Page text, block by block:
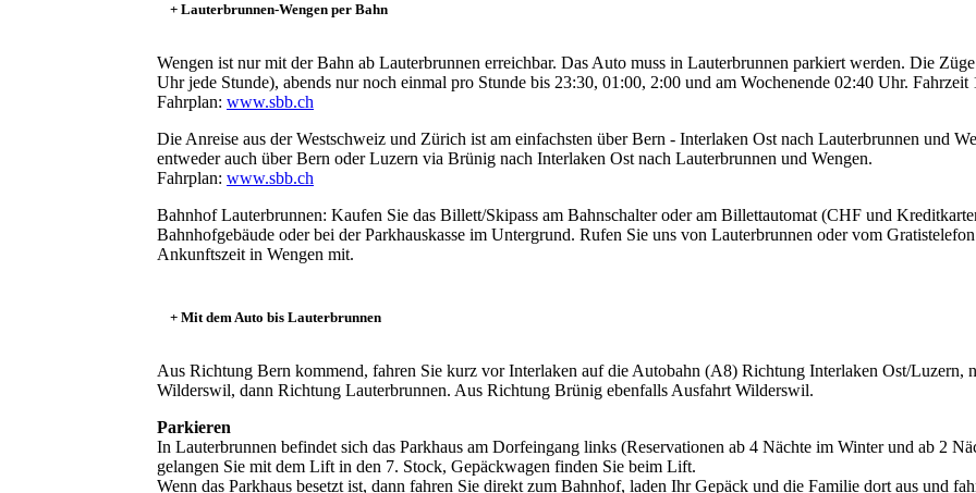
+ Lauterbrunnen-Wengen per Bahn
Wengen ist nur mit der Bahn ab Lauterbrunnen erreichbar. Das Auto muss in Lauterbrunnen parkiert werden. Die
Uhr jede Stunde), abends nur noch einmal pro Stunde bis 23:30, 01:00, 2:00 und am Wochenende 02:40 Uhr. Fahrzeit
Fahrplan: www.sbb.ch
Die Anreise aus der Westschweiz und Zürich ist am einfachsten über Bern - Interlaken Ost nach Lauterbrunnen und
entweder auch über Bern oder Luzern via Brünig nach Interlaken Ost nach Lauterbrunnen und Wengen.
Fahrplan: www.sbb.ch
Bahnhof Lauterbrunnen: Kaufen Sie das Billett/Skipass am Bahnschalter oder am Billettautomat (CHF und
Bahnhofgebäude oder bei der Parkhauskasse im Untergrund. Rufen Sie uns von Lauterbrunnen oder vom
Ankunftszeit in Wengen mit.
+ Mit dem Auto bis Lauterbrunnen
Aus Richtung Bern kommend, fahren Sie kurz vor Interlaken auf die Autobahn (A8) Richtung Interlaken Ost/Luzern,
Wilderswil, dann Richtung Lauterbrunnen. Aus Richtung Brünig ebenfalls Ausfahrt Wilderswil.
Parkieren
In Lauterbrunnen befindet sich das Parkhaus am Dorfeingang links (Reservationen ab 4 Nächte im Winter und ab 2
gelangen Sie mit dem Lift in den 7. Stock, Gepäckwagen finden Sie beim Lift.
Wenn das Parkhaus besetzt ist, dann fahren Sie direkt zum Bahnhof, laden Ihr Gepäck und die Familie dort aus und